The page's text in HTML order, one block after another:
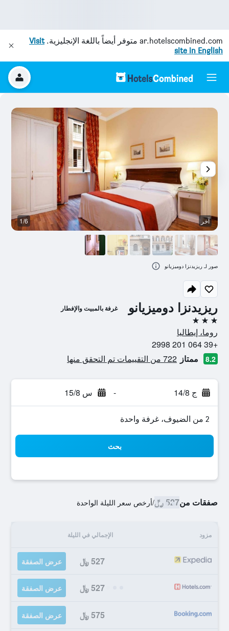
ar.hotelscombined.com متوفر أيضاً باللغة الإنجليزية.Visit
site in English
ريزيدنزا دوميزيانو غرفة بالمبيت والإفطار
3 نجوم
روما، إيطاليا
+39 064 201 2998
8.2 ممتاز 722 من التقييمات تم التحقق منها
ج 14/8 - س 15/8
2 من الضيوف، غرفة واحدة
بحث
صفقات من527 ﷼ /أرخص سعر الليلة الواحدة
مزود الإجمالي في الليلة
527 ﷼ عرض الصفقة
527 ﷼ عرض الصفقة
575 ﷼ عرض الصفقة
آخر 1/6
صور لـ ريزيدنزا دوميزيانو